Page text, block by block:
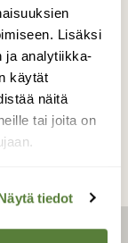
Lisäksi
ja analytiikka-
käytät
näitä
tai joita on
tiedot